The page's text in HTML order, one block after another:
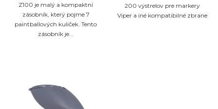
Z100 je malý a kompaktní
zásobník, který pojme 7
paintballových kuliček. Tento
zásobník je...
200 výstrelov pre markery
Viper a iné kompatibilné zbrane